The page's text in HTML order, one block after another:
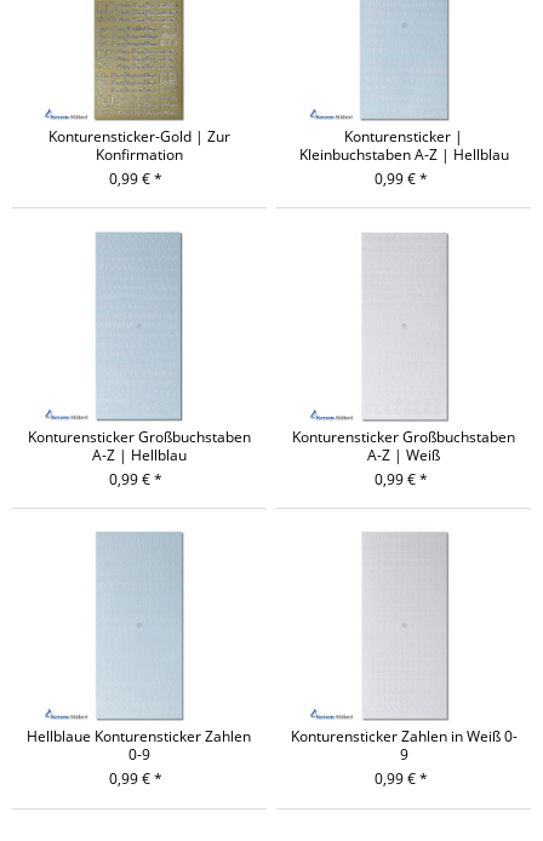
Konturensticker-Gold | Zur
Konfirmation
0,99 € *
Konturensticker |
Kleinbuchstaben A-Z | Hellblau
0,99 € *
Konturensticker Großbuchstaben
A-Z | Hellblau
0,99 € *
Konturensticker Großbuchstaben
A-Z | Weiß
0,99 € *
Hellblaue Konturensticker Zahlen
0-9
0,99 € *
Konturensticker Zahlen in Weiß 0-
9
0,99 € *